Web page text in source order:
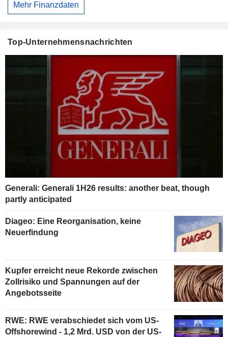
Mehr Finanzdaten
Top-Unternehmensnachrichten
Generali: Generali 1H26 results: another beat, though
partly anticipated
Diageo: Eine Reorganisation, keine
Neuerfindung
Kupfer erreicht neue Rekorde zwischen
Zollrisiko und Spannungen auf der
Angebotsseite
RWE: RWE verabschiedet sich vom US-
Offshorewind - 1,2 Mrd. USD von der US-